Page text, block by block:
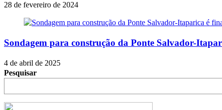
28 de fevereiro de 2024
Sondagem para construção da Ponte Salvador-
4 de abril de 2025
Pesquisar